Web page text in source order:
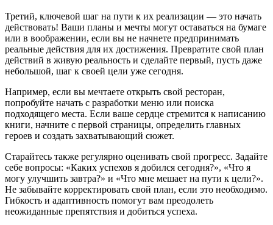
Третий, ключевой шаг на пути к их реализации — это начать
действовать! Ваши планы и мечты могут оставаться на бумаге
или в воображении, если вы не начнете предпринимать
реальные действия для их достижения. Превратите свой план
действий в живую реальность и сделайте первый, пусть даже
небольшой, шаг к своей цели уже сегодня.
Например, если вы мечтаете открыть свой ресторан,
попробуйте начать с разработки меню или поиска
подходящего места. Если ваше сердце стремится к написанию
книги, начните с первой страницы, определить главных
героев и создать захватывающий сюжет.
Старайтесь также регулярно оценивать свой прогресс. Задайте
себе вопросы: «Каких успехов я добился сегодня?», «Что я
могу улучшить завтра?» и «Что мне мешает на пути к цели?».
Не забывайте корректировать свой план, если это необходимо.
Гибкость и адаптивность помогут вам преодолеть
неожиданные препятствия и добиться успеха.